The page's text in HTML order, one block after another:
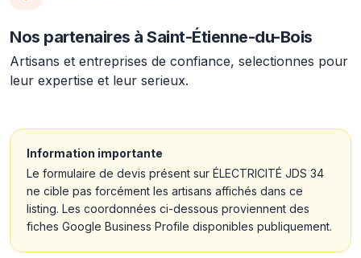
Nos partenaires à Saint-Étienne-du-Bois
Artisans et entreprises de confiance, selectionnes pour
leur expertise et leur serieux.
Information importante
Le formulaire de devis présent sur ÉLECTRICITÉ JDS 34
ne cible pas forcément les artisans affichés dans ce
listing. Les coordonnées ci-dessous proviennent des
fiches Google Business Profile disponibles publiquement.